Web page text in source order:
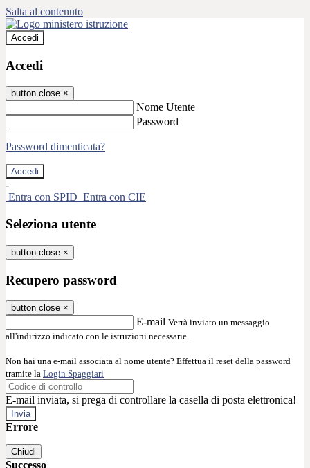
Salta al contenuto
Accedi
Accedi
button close ×
Nome Utente
Password
Password dimenticata?
-
Entra con SPID Entra con CIE
Seleziona utente
button close ×
Recupero password
button close ×
E-mail Verrà inviato un messaggio
all'indirizzo indicato con le istruzioni necessarie.
Non hai una e-mail associata al nome utente? Effettua il reset della password
tramite la Login Spaggiari
E-mail inviata, si prega di controllare la casella di posta elettronica!
Errore
Chiudi
Successo